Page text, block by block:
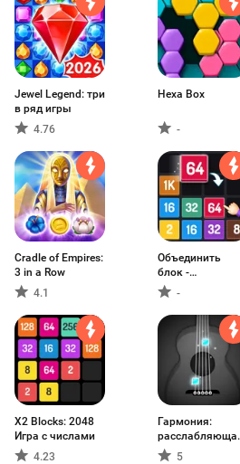
Jewel Legend: три
в ряд игры
4.76
Hexa Box
-
Cradle of Empires:
3 in a Row
4.1
Объединить
блок -
Головоломки
-
X2 Blocks: 2048
Игра с числами
4.23
Гармония:
музыка
5